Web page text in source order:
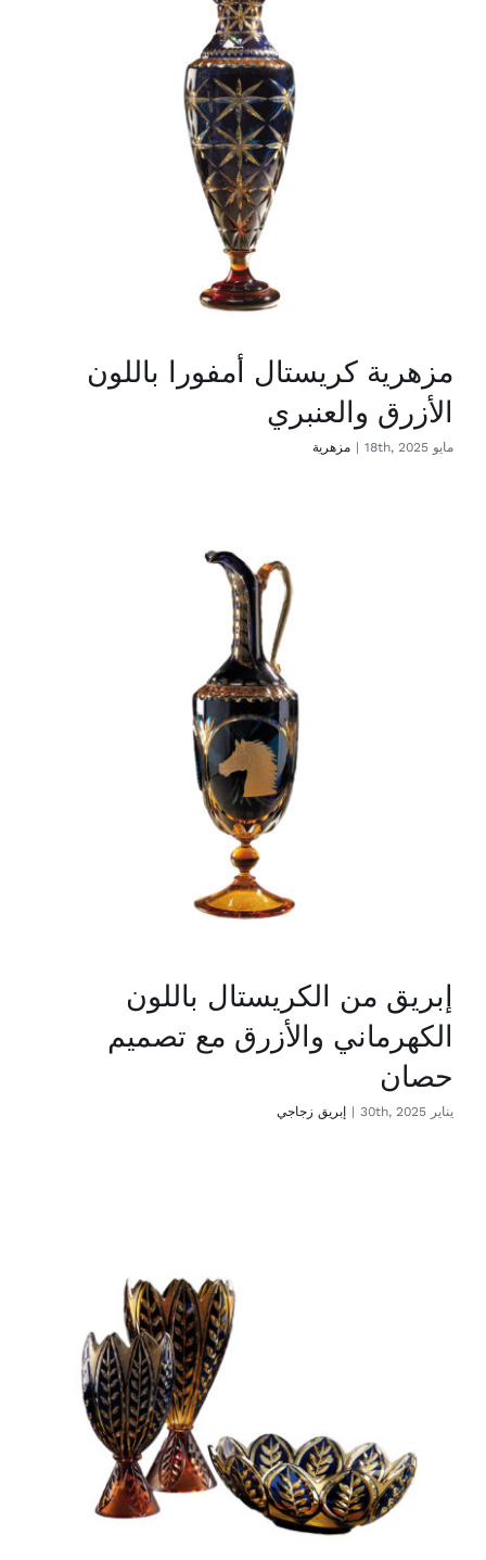
اتصال
Ar
مزهرية كريستال أمفورا باللون
الأزرق والعنبري
مايو 18th, 2025 | مزهرية
إبريق من الكريستال باللون
الكهرماني والأزرق مع تصميم
حصان
يناير 30th, 2025 | إبريق زجاجي